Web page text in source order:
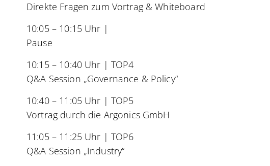
Direkte Fragen zum Vortrag & Whiteboard
10:05 – 10:15 Uhr |
Pause
10:15 – 10:40 Uhr | TOP4
Q&A Session „Governance & Policy“
10:40 – 11:05 Uhr | TOP5
Vortrag durch die Argonics GmbH
11:05 – 11:25 Uhr | TOP6
Q&A Session „Industry“